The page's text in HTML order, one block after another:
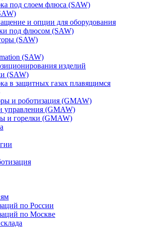
под слоем флюса (SAW)
и опции для оборудования
под флюсом (SAW)
(SAW)
(SAW)
изделий
(SAW)
в защитных газах плавящимся
и роботизация (GMAW)
управления (GMAW)
и горелки (GMAW)
по России
по Москве